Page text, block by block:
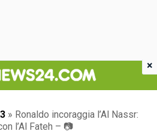
» Ronaldo incoraggia l’Al Nassr:
l’Al Fateh – 📷
×